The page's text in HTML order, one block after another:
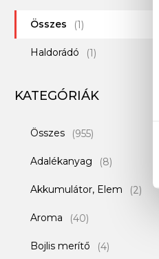
Összes (1)
Haldorádó (1)
KATEGÓRIÁK
Összes (955)
Adalékanyag (8)
Akkumulátor, Elem (2)
Aroma (40)
Bojlis merítő (4)